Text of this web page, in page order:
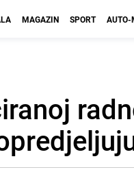
MAGAZIN SPORT AUTO-